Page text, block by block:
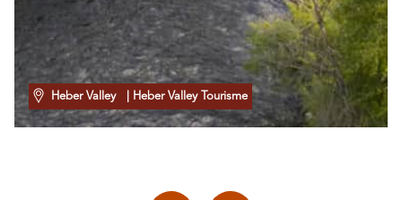
Heber Valley | Heber Valley Tourisme